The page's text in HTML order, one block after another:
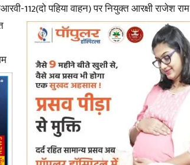
in
Hindi,
112(दो पहिया वाहन) पर नियुक्तआरक्षी राजेश राम